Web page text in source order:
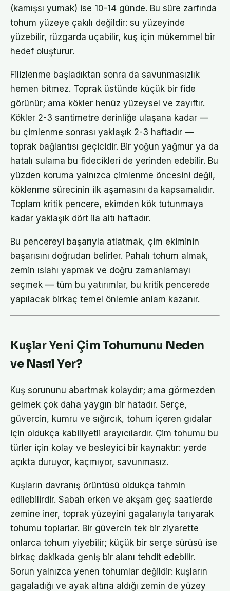
(kamışsı yumak) ise 10-14 günde. Bu süre zarfında
tohum yüzeye çakılı değildir: su yüzeyinde
yüzebilir, rüzgarda uçabilir, kuş için mükemmel bir
hedef oluşturur.
Filizlenme başladıktan sonra da savunmasızlık
hemen bitmez. Toprak üstünde küçük bir fide
görünür; ama kökler henüz yüzeysel ve zayıftır.
Kökler 2-3 santimetre derinliğe ulaşana kadar —
bu çimlenme sonrası yaklaşık 2-3 haftadır —
toprak bağlantısı geçicidir. Bir yoğun yağmur ya da
hatalı sulama bu fidecikleri de yerinden edebilir. Bu
yüzden koruma yalnızca çimlenme öncesini değil,
köklenme sürecinin ilk aşamasını da kapsamalıdır.
Toplam kritik pencere, ekimden kök tutunmaya
kadar yaklaşık dört ila altı haftadır.
Bu pencereyi başarıyla atlatmak, çim ekiminin
başarısını doğrudan belirler. Pahalı tohum almak,
zemin ıslahı yapmak ve doğru zamanlamayı
seçmek — tüm bu yatırımlar, bu kritik pencerede
yapılacak birkaç temel önlemle anlam kazanır.
Kuşlar Yeni Çim Tohumunu Neden
ve Nasıl Yer?
Kuş sorununu abartmak kolaydır; ama görmezden
gelmek çok daha yaygın bir hatadır. Serçe,
güvercin, kumru ve sığırcık, tohum içeren gıdalar
için oldukça kabiliyetli arayıcılardır. Çim tohumu bu
türler için kolay ve besleyici bir kaynaktır: yerde
açıkta duruyor, kaçmıyor, savunmasız.
Kuşların davranış örüntüsü oldukça tahmin
edilebilirdir. Sabah erken ve akşam geç saatlerde
zemine iner, toprak yüzeyini gagalarıyla tarıyarak
tohumu toplarlar. Bir güvercin tek bir ziyarette
onlarca tohum yiyebilir; küçük bir serçe sürüsü ise
birkaç dakikada geniş bir alanı tehdit edebilir.
Sorun yalnızca yenen tohumlar değildir: kuşların
gagaladığı ve ayak altına aldığı zemin de yüzey